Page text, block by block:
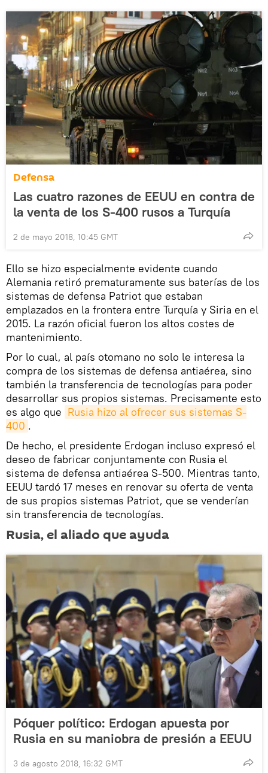
Defensa
Las cuatro razones de EEUU en contra de
la venta de los S-400 rusos a Turquía
2 de mayo 2018, 10:45 GMT
Ello se hizo especialmente evidente cuando
Alemania retiró prematuramente sus baterías de los
sistemas de defensa Patriot que estaban
emplazados en la frontera entre Turquía y Siria en el
2015. La razón oficial fueron los altos costes de
mantenimiento.
Por lo cual, al país otomano no solo le interesa la
compra de los sistemas de defensa antiaérea, sino
también la transferencia de tecnologías para poder
desarrollar sus propios sistemas. Precisamente esto
es algo que Rusia hizo al ofrecer sus sistemas S-
400 .
De hecho, el presidente Erdogan incluso expresó el
deseo de fabricar conjuntamente con Rusia el
sistema de defensa antiaérea S-500. Mientras tanto,
EEUU tardó 17 meses en renovar su oferta de venta
de sus propios sistemas Patriot, que se venderían
sin transferencia de tecnologías.
Rusia, el aliado que ayuda
Póquer político: Erdogan apuesta por
Rusia en su maniobra de presión a EEUU
3 de agosto 2018, 16:32 GMT